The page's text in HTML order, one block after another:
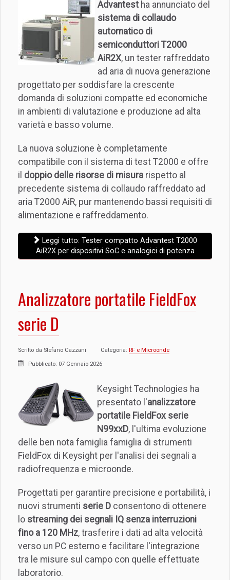
Advantest ha annunciato del
sistema di collaudo
automatico di
semiconduttori T2000
AiR2X, un tester raffreddato
ad aria di nuova generazione
progettato per soddisfare la crescente
domanda di soluzioni compatte ed economiche
in ambienti di valutazione e produzione ad alta
varietà e basso volume.
La nuova soluzione è completamente
compatibile con il sistema di test T2000 e offre
il doppio delle risorse di misura rispetto al
precedente sistema di collaudo raffreddato ad
aria T2000 AiR, pur mantenendo bassi requisiti di
alimentazione e raffreddamento.
Leggi tutto: Tester compatto Advantest T2000
AiR2X per dispositivi SoC e analogici di potenza
Analizzatore portatile FieldFox
serie D
Scritto da Stefano Cazzani Categoria: RF e Microonde
Pubblicato: 07 Gennaio 2026
Keysight Technologies ha
presentato l'analizzatore
portatile FieldFox serie
N99xxD, l'ultima evoluzione
delle ben nota famiglia famiglia di strumenti
FieldFox di Keysight per l'analisi dei segnali a
radiofrequenza e microonde.
Progettati per garantire precisione e portabilità, i
nuovi strumenti serie D consentono di ottenere
lo streaming dei segnali IQ senza interruzioni
fino a 120 MHz, trasferire i dati ad alta velocità
verso un PC esterno e facilitare l'integrazione
tra le misure sul campo con quelle effettuate
laboratorio.